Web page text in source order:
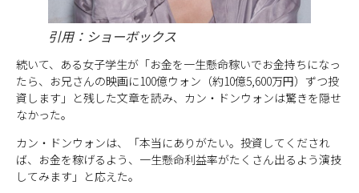
引用：ショーボックス
続いて、ある女子学生が「お金を一生懸命稼いでお金持ちになっ
たら、お兄さんの映画に100億ウォン（約10億5,600万円）ずつ投
資します」と残した文章を読み、カン・ドンウォンは驚きを隠せ
なかった。
カン・ドンウォンは、「本当にありがたい。投資してくだされ
ば、お金を稼げるよう、一生懸命利益率がたくさん出るよう演技
してみます」と応えた。